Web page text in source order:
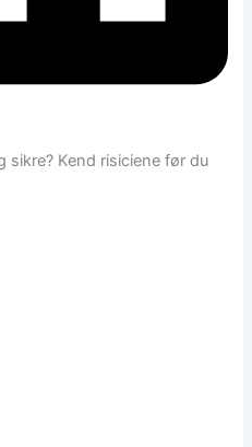
sikre? Kend risiciene før du